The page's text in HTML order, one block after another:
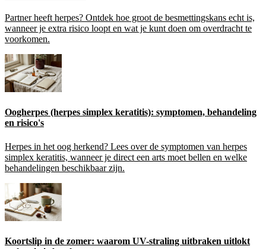
Partner heeft herpes? Ontdek hoe groot de besmettingskans echt is,
wanneer je extra risico loopt en wat je kunt doen om overdracht te
voorkomen.
Oogherpes (herpes simplex keratitis): symptomen, behandeling
en risico's
Herpes in het oog herkend? Lees over de symptomen van herpes
simplex keratitis, wanneer je direct een arts moet bellen en welke
behandelingen beschikbaar zijn.
Koortslip in de zomer: waarom UV-straling uitbraken uitlokt